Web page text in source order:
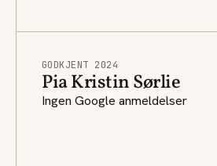
GODKJENT 2024
Pia Kristin Sørlie
Ingen Google anmeldelser